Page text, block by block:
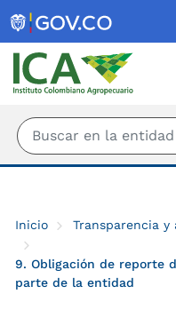
Inicio Transparencia
9. Obligación de reporte
parte de la entidad